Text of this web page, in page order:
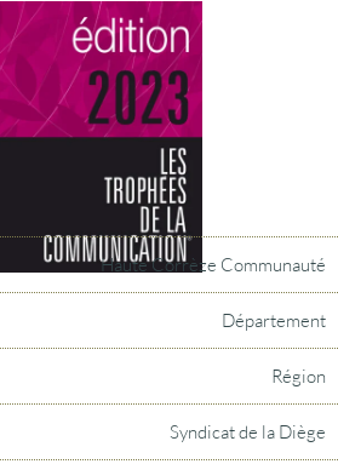
Haute Corrèze Communauté
Département
Région
Syndicat de la Diège